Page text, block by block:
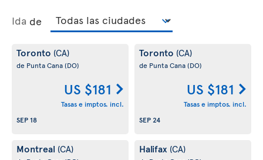
Ida de
Toronto (CA)
de Punta Cana(DO)
US $181
Tasas e imptos. incl.
SEP 18
Toronto (CA)
de Punta Cana(DO)
US $181
Tasas e imptos. incl.
SEP 24
Montreal (CA) Halifax (CA)